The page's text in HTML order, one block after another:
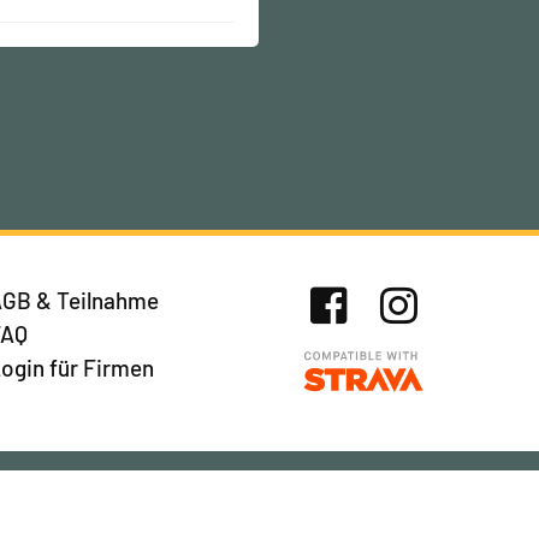
& Teilnahme
für Firmen